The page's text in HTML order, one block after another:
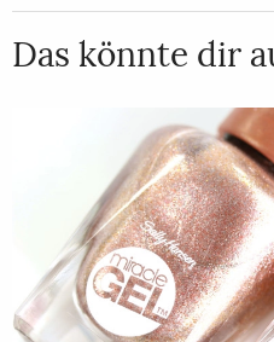
Das könnte dir